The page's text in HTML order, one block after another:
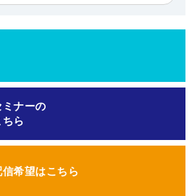
ナーの
ら
信希望はこちら